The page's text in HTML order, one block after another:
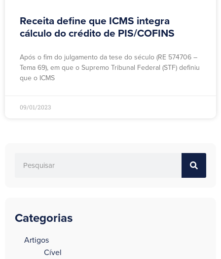
Receita define que ICMS integra
cálculo do crédito de PIS/COFINS
Após o fim do julgamento da tese do século (RE 574706 –
Tema 69), em que o Supremo Tribunal Federal (STF) definiu
que o ICMS
09/01/2023
Categorias
Artigos
Cível